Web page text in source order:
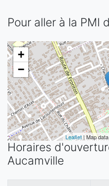
Pour aller à la PMI
+
−
Leaflet| Map
Horaires
Aucamville